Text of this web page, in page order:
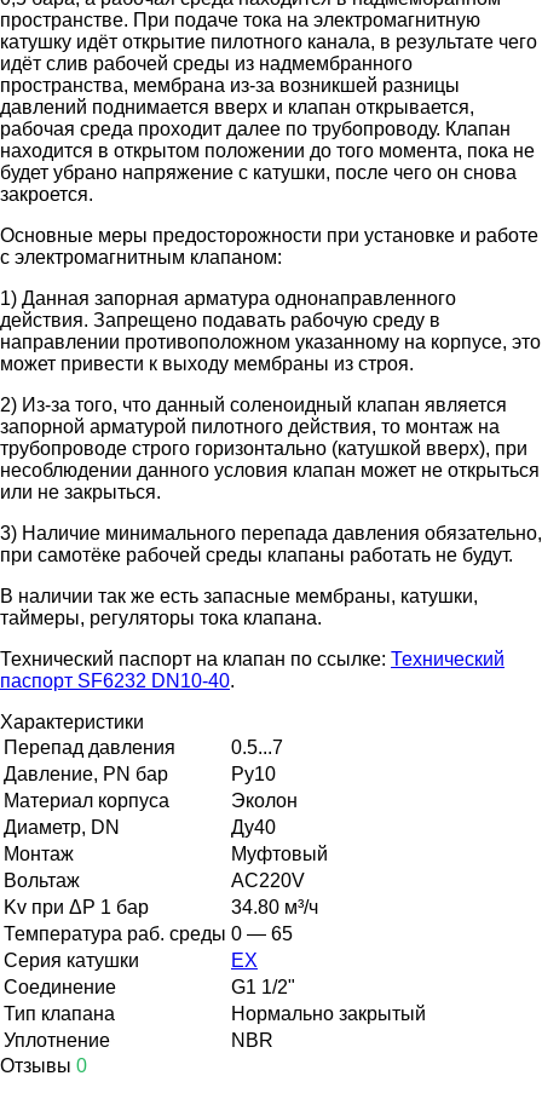
пространстве. При подаче тока на электромагнитную
катушку идёт открытие пилотного канала, в результате чего
идёт слив рабочей среды из надмембранного
пространства, мембрана из-за возникшей разницы
давлений поднимается вверх и клапан открывается,
рабочая среда проходит далее по трубопроводу. Клапан
находится в открытом положении до того момента, пока не
будет убрано напряжение с катушки, после чего он снова
закроется.
Основные меры предосторожности при установке и работе
с электромагнитным клапаном:
1) Данная запорная арматура однонаправленного
действия. Запрещено подавать рабочую среду в
направлении противоположном указанному на корпусе, это
может привести к выходу мембраны из строя.
2) Из-за того, что данный соленоидный клапан является
запорной арматурой пилотного действия, то монтаж на
трубопроводе строго горизонтально (катушкой вверх), при
несоблюдении данного условия клапан может не открыться
или не закрыться.
3) Наличие минимального перепада давления обязательно,
при самотёке рабочей среды клапаны работать не будут.
В наличии так же есть запасные мембраны, катушки,
таймеры, регуляторы тока клапана.
Технический паспорт на клапан по ссылке: Технический
паспорт SF6232 DN10-40.
Характеристики
Перепад давления
0.5...7
Давление, PN бар
Ру10
Материал корпуса
Эколон
Диаметр, DN
Ду40
Монтаж
Муфтовый
Вольтаж
AC220V
Kv при ΔP 1 бар
34.80 м³/ч
Температура раб. среды 0 — 65
Серия катушки
EX
Соединение
G1 1/2"
Тип клапана
Нормально закрытый
Уплотнение
NBR
Отзывы 0